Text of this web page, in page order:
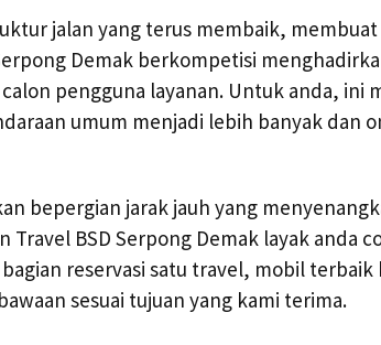
jalan yang terus membaik,
Demak berkompetisi
pengguna layanan. Untuk anda, ini
umum menjadi lebih banyak dan
bepergian jarak jauh yang
Travel BSD Serpong Demak layak anda
reservasi satu travel, mobil
sesuai tujuan yang kami terima.